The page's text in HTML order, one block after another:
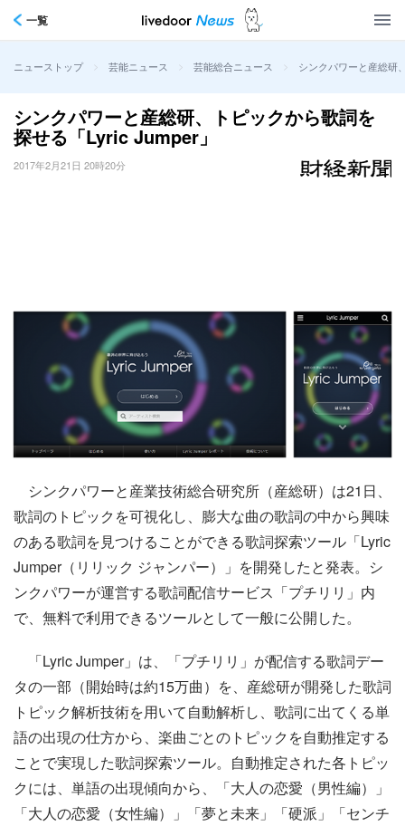
一覧
ニューストップ > 芸能ニュース > 芸能総合ニュース > シンクパワーと産総研
シンクパワーと産総研、トピックから歌詞を
探せる「Lyric Jumper」
2017年2月21日 20時20分
シンクパワーと産業技術総合研究所（産総研）は21日、
歌詞のトピックを可視化し、膨大な曲の歌詞の中から興味
のある歌詞を見つけることができる歌詞探索ツール「Lyric
Jumper（リリック ジャンパー）」を開発したと発表。シ
ンクパワーが運営する歌詞配信サービス「プチリリ」内
で、無料で利用できるツールとして一般に公開した。
「Lyric Jumper」は、「プチリリ」が配信する歌詞デー
タの一部（開始時は約15万曲）を、産総研が開発した歌詞
トピック解析技術を用いて自動解析し、歌詞に出てくる単
語の出現の仕方から、楽曲ごとのトピックを自動推定する
ことで実現した歌詞探索ツール。自動推定された各トピッ
クには、単語の出現傾向から、「大人の恋愛（男性編）」
「大人の恋愛（女性編）」「夢と未来」「硬派」「センチ